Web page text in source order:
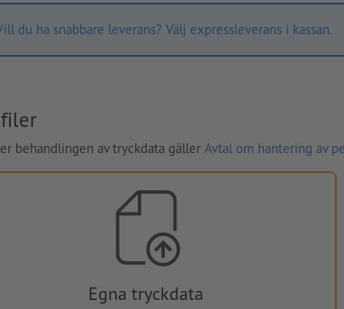
du ha snabbare leverans? Välj expressleverans i kassan.
behandlingen av tryckdata gäller Avtal om hantering av
Egna tryckdata